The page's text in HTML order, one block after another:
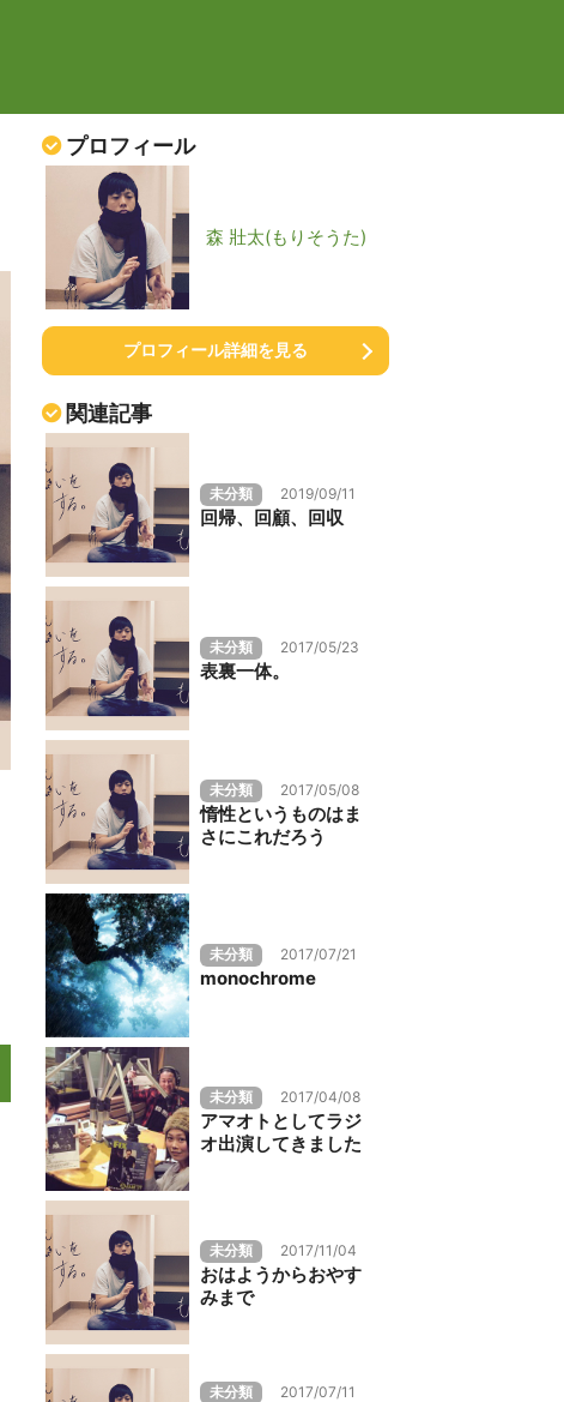
プロフィール
森 壯太(もりそうた)
プロフィール詳細を見る
関連記事
未分類 2019/09/11
回帰、回顧、回収
未分類 2017/05/23
表裏一体。
未分類 2017/05/08
惰性というものはま
さにこれだろう
未分類 2017/07/21
monochrome
未分類 2017/04/08
アマオトとしてラジ
オ出演してきました
未分類 2017/11/04
おはようからおやす
みまで
未分類 2017/07/11